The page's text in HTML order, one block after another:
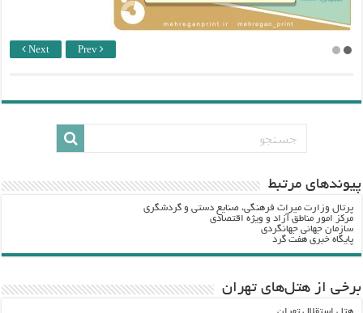
Next Prev
پيوندهاي مرتبط
پرتال وزارت ميراث فرهنگي، صنایع دستی و گردشگري
مرکز امور مناطق آزاد و ویژه اقتصادی
سازمان جهانی جهانگردی
پایگاه خبری هفت گرد
برخی از هتل‌های تهران